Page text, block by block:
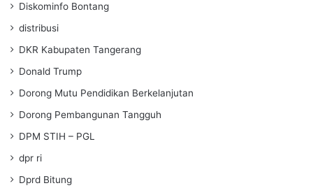
Diskominfo Bontang
distribusi
DKR Kabupaten Tangerang
Donald Trump
Dorong Mutu Pendidikan Berkelanjutan
Dorong Pembangunan Tangguh
DPM STIH – PGL
dpr ri
Dprd Bitung